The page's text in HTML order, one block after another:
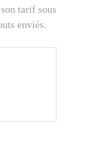
tarif sous
enviés.